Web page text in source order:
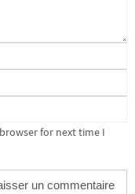
for next time I